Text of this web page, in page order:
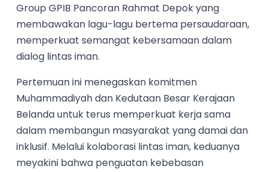
Group GPIB Pancoran Rahmat Depok yang
membawakan lagu-lagu bertema persaudaraan,
memperkuat semangat kebersamaan dalam
dialog lintas iman.
Pertemuan ini menegaskan komitmen
Muhammadiyah dan Kedutaan Besar Kerajaan
Belanda untuk terus memperkuat kerja sama
dalam membangun masyarakat yang damai dan
inklusif. Melalui kolaborasi lintas iman, keduanya
meyakini bahwa penguatan kebebasan